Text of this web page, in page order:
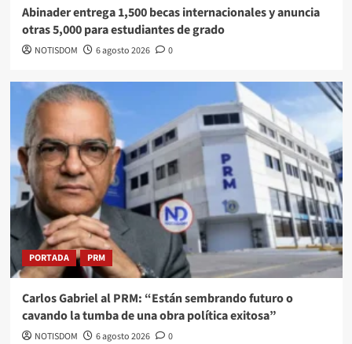
Abinader entrega 1,500 becas internacionales y anuncia
otras 5,000 para estudiantes de grado
NOTISDOM 6 agosto 2026 0
PORTADA PRM
Carlos Gabriel al PRM: “Están sembrando futuro o
cavando la tumba de una obra política exitosa”
NOTISDOM 6 agosto 2026 0